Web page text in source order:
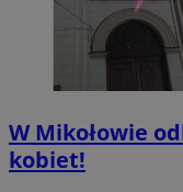
W Mikołowie
kobiet!